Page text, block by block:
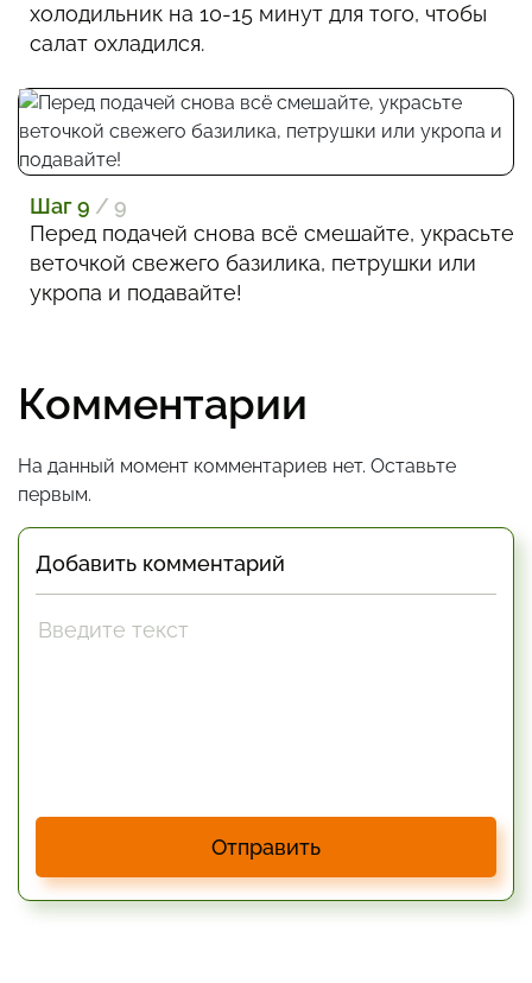
холодильник на 10-15 минут для того, чтобы
салат охладился.
Шаг 9 / 9
Перед подачей снова всё смешайте, украсьте
веточкой свежего базилика, петрушки или
укропа и подавайте!
Комментарии
На данный момент комментариев нет. Оставьте
первым.
Добавить комментарий
Отправить